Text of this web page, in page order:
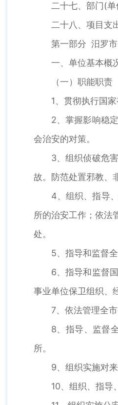
二十七、部门(
二十八、项目支
第一部分 汨罗
一、单位基本概
（一）职能职责
1、贯彻执行国
2、掌握影响稳
会治安的对策。
3、组织侦破危
故。防范处置邪教、
4、组织、指导
所的治安工作；依法
处。
5、指导和监督全
6、指导和监督
事业单位保卫组织、
7、依法管理全
8、指导、监督
所。
9、组织实施对
10、组织、指导